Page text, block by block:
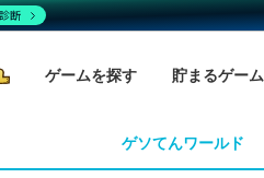
ゲームを探す 貯まるゲーム
ゲソてんワールド
断